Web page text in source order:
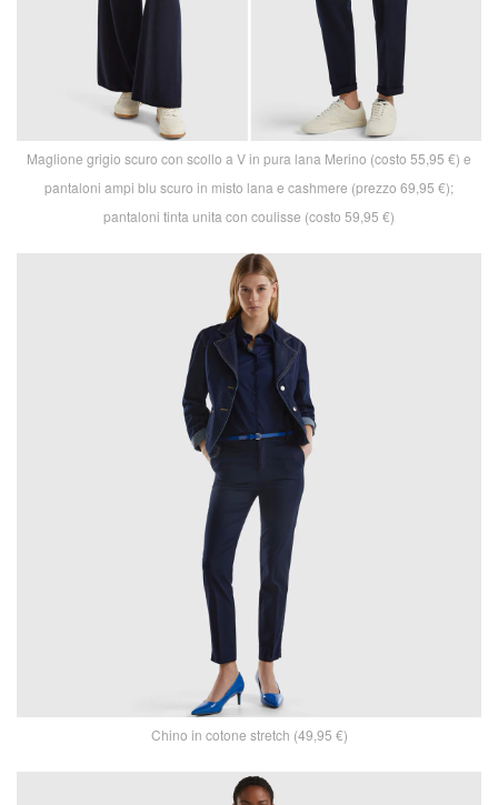
Maglione grigio scuro con scollo a V in pura lana Merino (costo 55,95 €) e
pantaloni ampi blu scuro in misto lana e cashmere (prezzo 69,95 €);
pantaloni tinta unita con coulisse (costo 59,95 €)
Chino in cotone stretch (49,95 €)